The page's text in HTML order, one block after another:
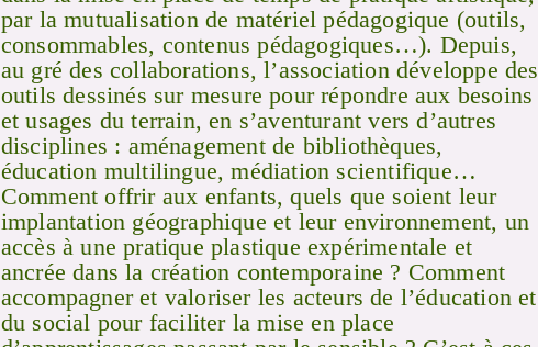
par la mutualisation de matériel pédagogique (outils,
consommables, contenus pédagogiques…). Depuis,
au gré des collaborations, l’association développe des
outils dessinés sur mesure pour répondre aux besoins
et usages du terrain, en s’aventurant vers d’autres
disciplines : aménagement de bibliothèques,
éducation multilingue, médiation scientifique…
Comment offrir aux enfants, quels que soient leur
implantation géographique et leur environnement, un
accès à une pratique plastique expérimentale et
ancrée dans la création contemporaine ? Comment
accompagner et valoriser les acteurs de l’éducation et
du social pour faciliter la mise en place